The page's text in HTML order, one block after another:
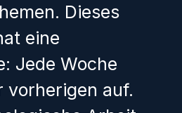
Dieses
eine
Jede Woche
vorherigen auf.